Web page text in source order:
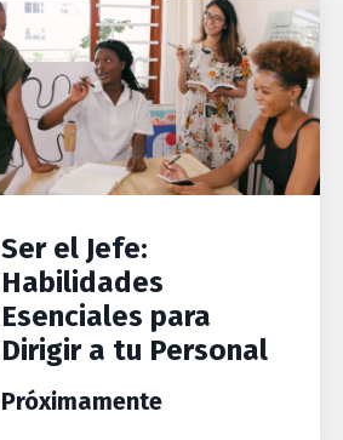
Ser el Jefe:
Habilidades
Esenciales para
Dirigir a tu Personal
Próximamente